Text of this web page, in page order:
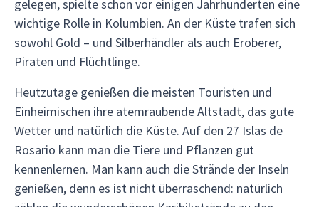
gelegen, spielte schon vor einigen Jahrhunderten eine
wichtige Rolle in Kolumbien. An der Küste trafen sich
sowohl Gold – und Silberhändler als auch Eroberer,
Piraten und Flüchtlinge.
Heutzutage genießen die meisten Touristen und
Einheimischen ihre atemraubende Altstadt, das gute
Wetter und natürlich die Küste. Auf den 27 Islas de
Rosario kann man die Tiere und Pflanzen gut
kennenlernen. Man kann auch die Strände der Inseln
genießen, denn es ist nicht überraschend: natürlich